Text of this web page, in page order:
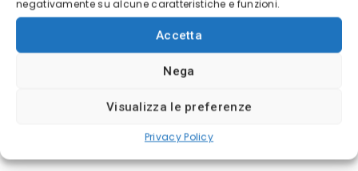
negativamente su alcune caratteristiche e funzioni.
Accetta
Nega
Visualizza le preferenze
Privacy Policy
se il saldo è inferiore al budget, viene
riaccreditata